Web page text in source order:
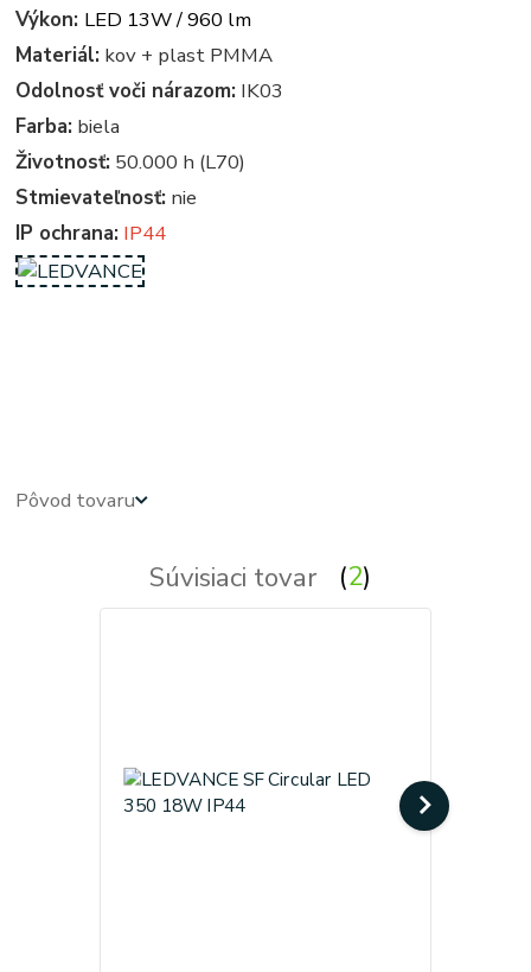
Výkon: LED 13W / 960 lm
Materiál: kov + plast PMMA
Odolnosť voči nárazom: IK03
Farba: biela
Životnosť: 50.000 h (L70)
Stmievateľnosť: nie
IP ochrana: IP44
Pôvod tovaru
Súvisiaci tovar 2